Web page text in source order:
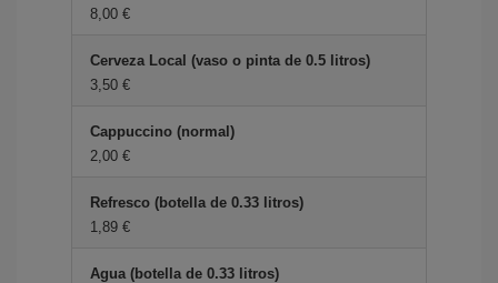
8,00 €
Cerveza Local (vaso o pinta de 0.5 litros)
3,50 €
Cappuccino (normal)
2,00 €
Refresco (botella de 0.33 litros)
1,89 €
Agua (botella de 0.33 litros)